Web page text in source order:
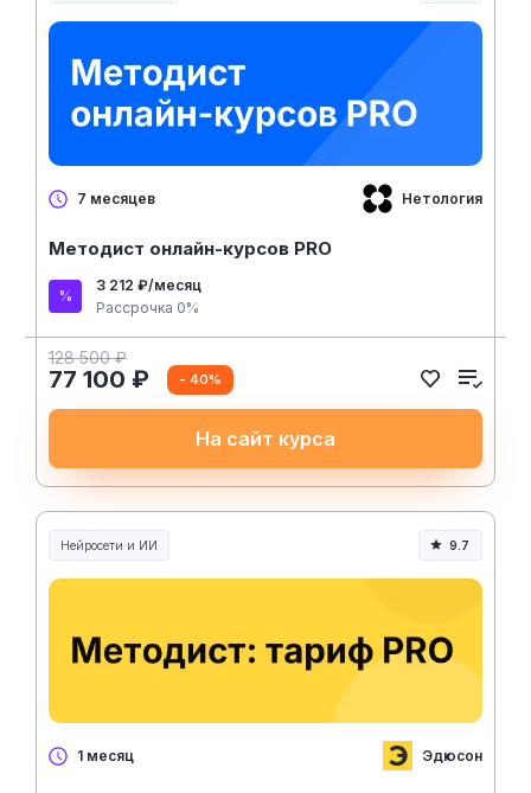
7 месяцев Нетология
Методист онлайн-курсов PRO
3 212 ₽/месяц
Рассрочка 0%
128 500 ₽
77 100 ₽ - 40%
На сайт курса
Нейросети и ИИ
Нейросети и искусственный интеллект
9.7
1 месяц Эдюсон